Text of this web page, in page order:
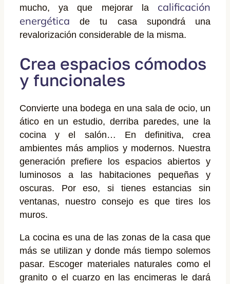
mucho, ya que mejorar la calificación
energética de tu casa supondrá una
revalorización considerable de la misma.
Crea espacios cómodos
y funcionales
Convierte una bodega en una sala de ocio, un
ático en un estudio, derriba paredes, une la
cocina y el salón… En definitiva, crea
ambientes más amplios y modernos. Nuestra
generación prefiere los espacios abiertos y
luminosos a las habitaciones pequeñas y
oscuras. Por eso, si tienes estancias sin
ventanas, nuestro consejo es que tires los
muros.
La cocina es una de las zonas de la casa que
más se utilizan y donde más tiempo solemos
pasar. Escoger materiales naturales como el
granito o el cuarzo en las encimeras le dará